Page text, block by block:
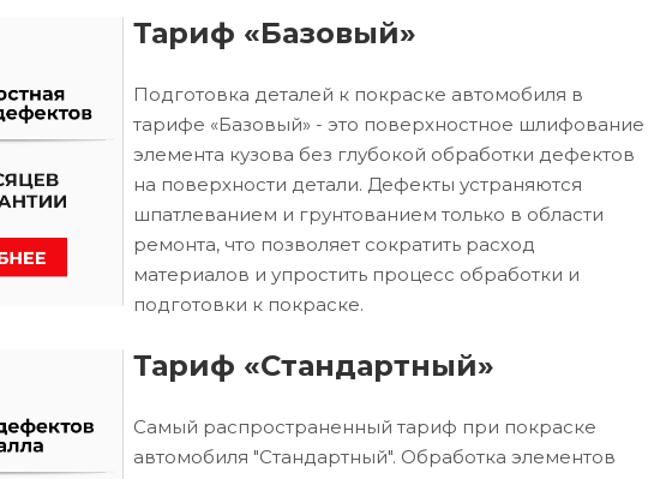
Тариф «Базовый»
Подготовка деталей к покраске автомобиля в
тарифе «Базовый» - это поверхностное шлифование
элемента кузова без глубокой обработки дефектов
на поверхности детали. Дефекты устраняются
шпатлеванием и грунтованием только в области
ремонта, что позволяет сократить расход
материалов и упростить процесс обработки и
подготовки к покраске.
Тариф «Стандартный»
Самый распространенный тариф при покраске
автомобиля "Стандартный". Обработка элементов